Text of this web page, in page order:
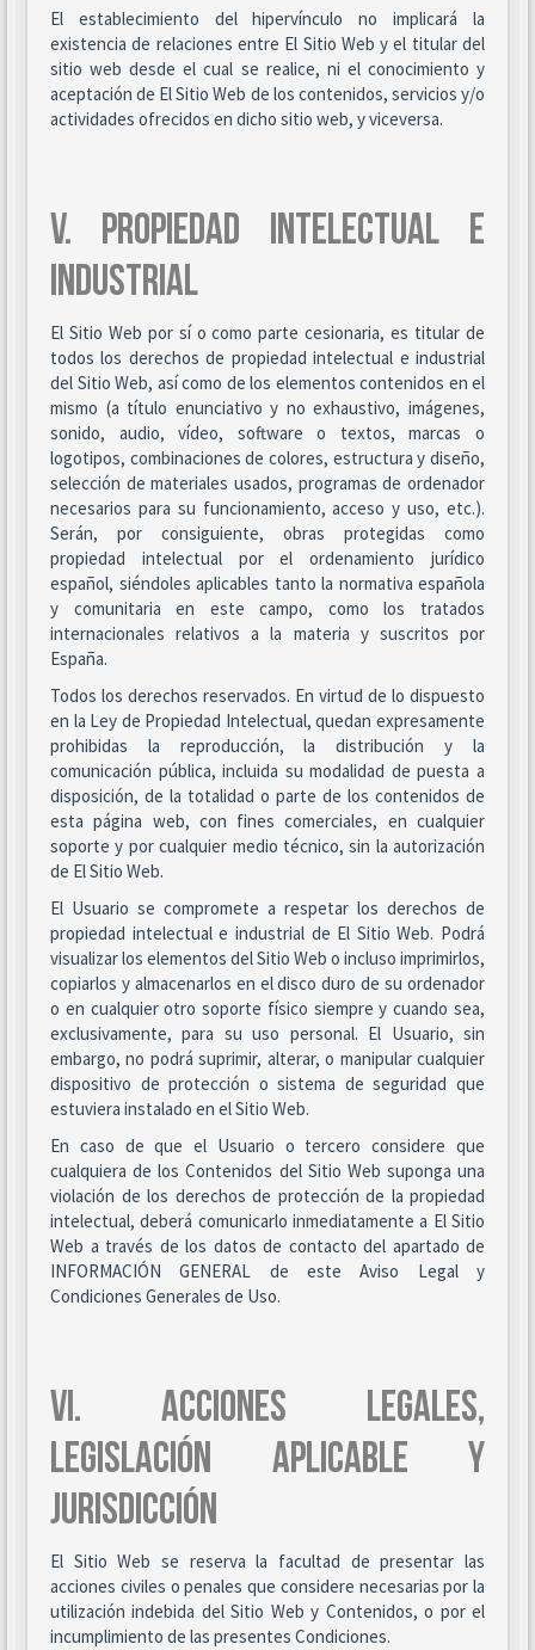
El establecimiento del hipervínculo no implicará la
existencia de relaciones entre El Sitio Web y el titular del
sitio web desde el cual se realice, ni el conocimiento y
aceptación de El Sitio Web de los contenidos, servicios y/o
actividades ofrecidos en dicho sitio web, y viceversa.
V. PROPIEDAD INTELECTUAL E
INDUSTRIAL
El Sitio Web por sí o como parte cesionaria, es titular de
todos los derechos de propiedad intelectual e industrial
del Sitio Web, así como de los elementos contenidos en el
mismo (a título enunciativo y no exhaustivo, imágenes,
sonido, audio, vídeo, software o textos, marcas o
logotipos, combinaciones de colores, estructura y diseño,
selección de materiales usados, programas de ordenador
necesarios para su funcionamiento, acceso y uso, etc.).
Serán, por consiguiente, obras protegidas como
propiedad intelectual por el ordenamiento jurídico
español, siéndoles aplicables tanto la normativa española
y comunitaria en este campo, como los tratados
internacionales relativos a la materia y suscritos por
España.
Todos los derechos reservados. En virtud de lo dispuesto
en la Ley de Propiedad Intelectual, quedan expresamente
prohibidas la reproducción, la distribución y la
comunicación pública, incluida su modalidad de puesta a
disposición, de la totalidad o parte de los contenidos de
esta página web, con fines comerciales, en cualquier
soporte y por cualquier medio técnico, sin la autorización
de El Sitio Web.
El Usuario se compromete a respetar los derechos de
propiedad intelectual e industrial de El Sitio Web. Podrá
visualizar los elementos del Sitio Web o incluso imprimirlos,
copiarlos y almacenarlos en el disco duro de su ordenador
o en cualquier otro soporte físico siempre y cuando sea,
exclusivamente, para su uso personal. El Usuario, sin
embargo, no podrá suprimir, alterar, o manipular cualquier
dispositivo de protección o sistema de seguridad que
estuviera instalado en el Sitio Web.
En caso de que el Usuario o tercero considere que
cualquiera de los Contenidos del Sitio Web suponga una
violación de los derechos de protección de la propiedad
intelectual, deberá comunicarlo inmediatamente a El Sitio
Web a través de los datos de contacto del apartado de
INFORMACIÓN GENERAL de este Aviso Legal y
Condiciones Generales de Uso.
VI. ACCIONES LEGALES,
LEGISLACIÓN APLICABLE Y
JURISDICCIÓN
El Sitio Web se reserva la facultad de presentar las
acciones civiles o penales que considere necesarias por la
utilización indebida del Sitio Web y Contenidos, o por el
incumplimiento de las presentes Condiciones.